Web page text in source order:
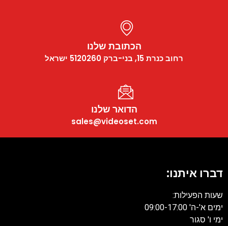
הכתובת שלנו
רחוב כנרת 15, בני-ברק 5120260 ישראל
הדואר שלנו
sales@videoset.com
דברו איתנו:
שעות הפעילות:
ימים א'-ה' 09:00-17:00
ימי ו' סגור